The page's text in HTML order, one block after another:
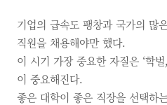
기업의 급속도 팽창과 국가의 많
직원을 채용해야만 했다.
이 시기 가장 중요한 자질은 ‘학
이 중요해진다.
좋은 대학이 좋은 직장을 선택하